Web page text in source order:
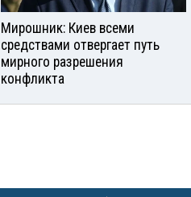
Мирошник: Киев всеми
средствами отвергает путь
мирного разрешения
конфликта